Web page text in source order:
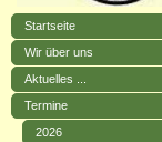
Startseite
Wir über uns
Aktuelles ...
Termine
2026